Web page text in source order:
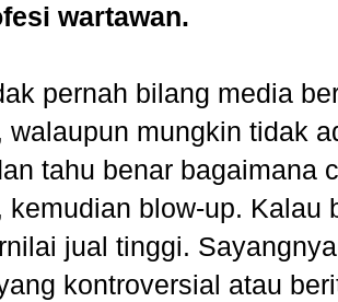
wartawan.
pernah bilang media
walaupun mungkin tidak
tahu benar bagaimana
kemudian blow-up. Kalau
jual tinggi.
kontroversial atau